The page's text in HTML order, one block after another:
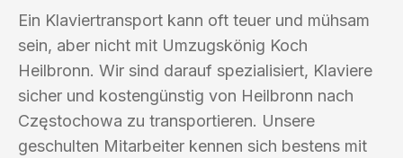
Ein Klaviertransport kann oft teuer und mühsam
sein, aber nicht mit Umzugskönig Koch
Heilbronn. Wir sind darauf spezialisiert, Klaviere
sicher und kostengünstig von Heilbronn nach
Częstochowa zu transportieren. Unsere
geschulten Mitarbeiter kennen sich bestens mit